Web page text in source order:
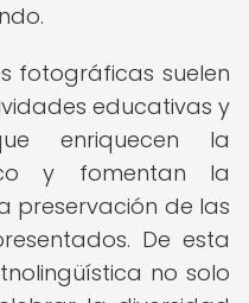
fotográficas suelen
educativas y
enriquecen la
y fomentan la
preservación de las
De esta
no solo